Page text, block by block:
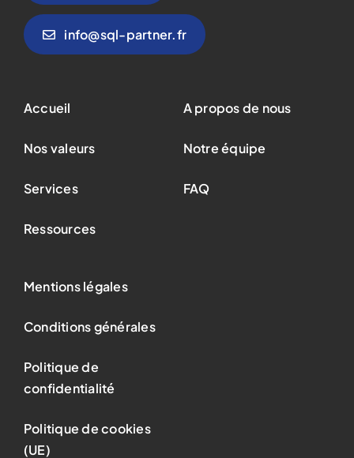
info@sql-partner.fr
Accueil
Nos valeurs
Services
Ressources
A propos de nous
Notre équipe
FAQ
Mentions légales
Conditions générales
Politique de
confidentialité
Politique de cookies
(UE)